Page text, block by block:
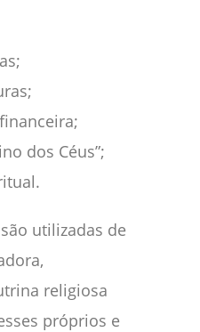
dos Céus”;
utilizadas de
religiosa
próprios e